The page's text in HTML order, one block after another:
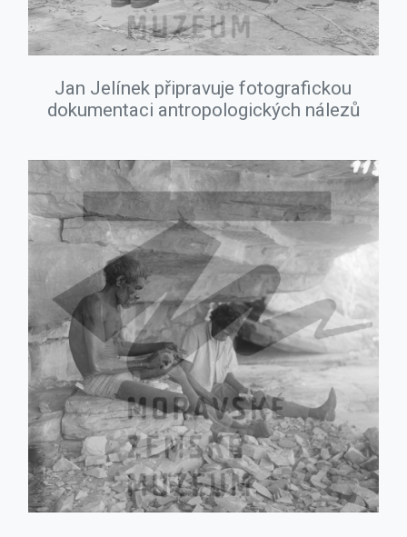
Jan Jelínek připravuje fotografickou
dokumentaci antropologických nálezů